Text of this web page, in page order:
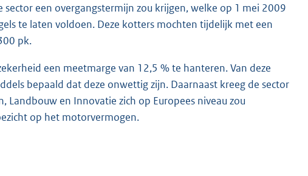
een overgangstermijn zou krijgen, welke op 1 mei 2009
te laten voldoen. Deze kotters mochten tijdelijk met een
pk.
een meetmarge van 12,5 % te hanteren. Van deze
bepaald dat deze onwettig zijn. Daarnaast kreeg de sector
Landbouw en Innovatie zich op Europees niveau zou
op het motorvermogen.